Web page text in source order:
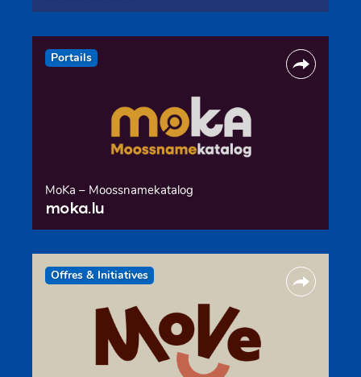
Portails
MoKa – Moossnamekatalog
moka.lu
Offres & Initiatives